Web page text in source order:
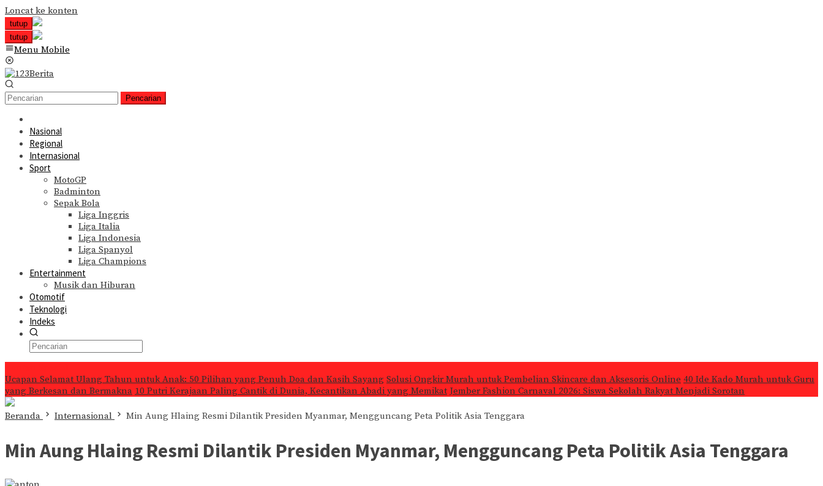
Loncat ke konten
tutup
tutup
Menu Mobile
Pencarian
Nasional
Regional
Internasional
Sport
MotoGP
Badminton
Sepak Bola
Liga Inggris
Liga Italia
Liga Indonesia
Liga Spanyol
Liga Champions
Entertainment
Musik dan Hiburan
Otomotif
Teknologi
Indeks
Ucapan Selamat Ulang Tahun untuk Anak: 50 Pilihan yang Penuh Doa dan Kasih Sayang Solusi Ongkir Murah untuk Pembelian Skincare dan Aksesoris Online 40 Ide Kado Murah untuk Guru
yang Berkesan dan Bermakna 10 Putri Kerajaan Paling Cantik di Dunia, Kecantikan Abadi yang Memikat Jember Fashion Carnaval 2026: Siswa Sekolah Rakyat Menjadi Sorotan
Beranda Internasional Min Aung Hlaing Resmi Dilantik Presiden Myanmar, Mengguncang Peta Politik Asia Tenggara
Min Aung Hlaing Resmi Dilantik Presiden Myanmar, Mengguncang Peta Politik Asia Tenggara